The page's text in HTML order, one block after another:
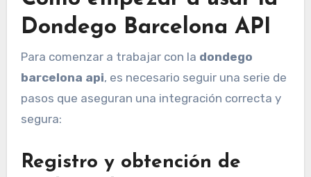
Dondego Barcelona API
Para comenzar a trabajar con la dondego
barcelona api, es necesario seguir una serie de
pasos que aseguran una integración correcta y
segura:
Registro y obtención de